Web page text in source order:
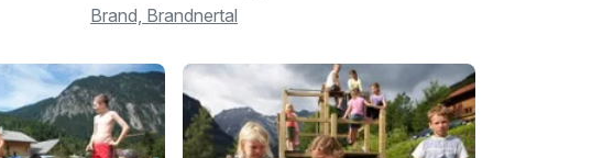
Brand, Brandnertal